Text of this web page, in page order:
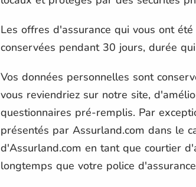
Les offres d'assurance qui vous ont
conservées pendant 30 jours, durée
Vos données personnelles sont
vous reviendriez sur notre site,
questionnaires pré-remplis. Par
présentés par Assurland.com dans le
d'Assurland.com en tant que courtier
longtemps que votre police